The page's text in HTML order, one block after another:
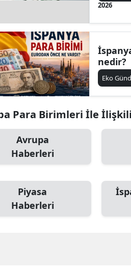
2026
nedir?
Eko
Para Birimleri İle
Avrupa
Haberleri
Piyasa
Haberleri